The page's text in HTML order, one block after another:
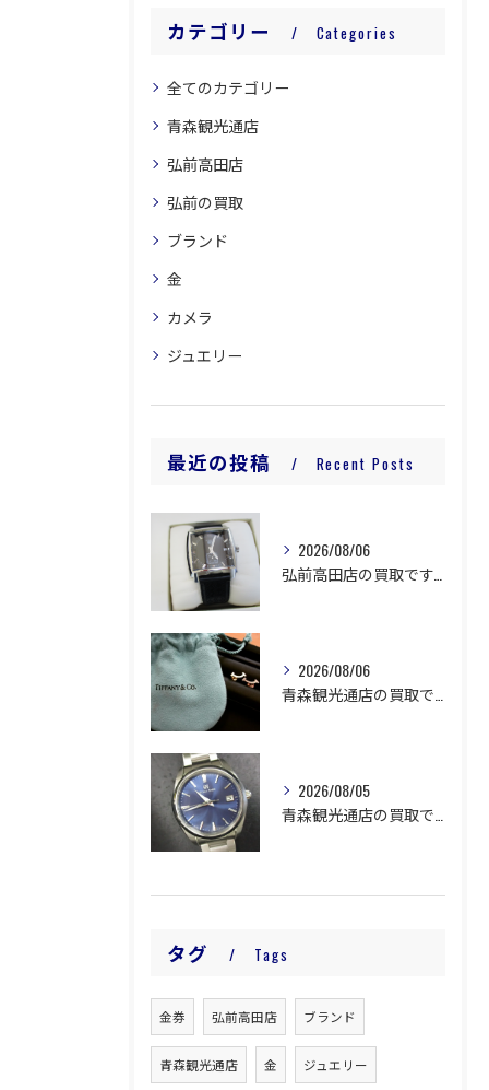
カテゴリー Categories
全てのカテゴリー
青森観光通店
弘前高田店
弘前の買取
ブランド
金
カメラ
ジュエリー
最近の投稿 Recent Posts
2026/08/06
2026/08/06
2026/08/05
タグ Tags
金券 弘前高田店 ブランド
青森観光通店 金 ジュエリー